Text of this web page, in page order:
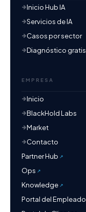
Inicio Hub IA
Servicios de IA
Casos por sector
Diagnóstico gratis
EMPRESA
Inicio
BlackHold Labs
Market
Contacto
Partner Hub
Ops
Knowledge
Portal del Empleado